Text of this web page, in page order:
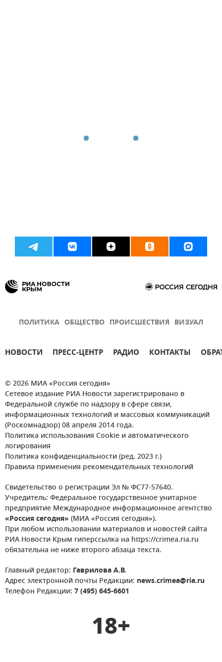
ПОЛИТИКА ОБЩЕСТВО ПРОИСШЕСТВИЯ ВИЗУАЛ
НОВОСТИ ПРЕСС-ЦЕНТР РАДИО КОНТАКТЫ
© 2026 МИА «Россия сегодня»
Сетевое издание РИА Новости зарегистрировано в
Федеральной службе по надзору в сфере связи,
информационных технологий и массовых коммуникаций
(Роскомнадзор) 08 апреля 2014 года.
Политика использования Cookie и автоматического
логирования
Политика конфиденциальности (ред. 2023 г.)
Правила применения рекомендательных технологий
Свидетельство о регистрации Эл № ФС77-57640.
Учредитель: Федеральное государственное унитарное
предприятие Международное информационное агентство
«Россия сегодня» (МИА «Россия сегодня»).
При любом использовании материалов и новостей сайта
РИА Новости Крым гиперссылка на https://crimea.ria.ru
обязательна не ниже второго абзаца текста.
Главный редактор: Гаврилова А.В.
Адрес электронной почты Редакции: news.crimea@ria.ru
Телефон Редакции: 7 (495) 645-6601
18+